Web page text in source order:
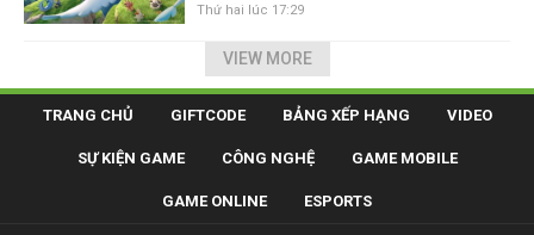
Thứ hai lúc 17:29
VIEW MORE
TRANG CHỦ GIFTCODE BẢNG XẾP HẠNG VIDEO
SỰ KIỆN GAME CÔNG NGHỆ GAME MOBILE
GAME ONLINE ESPORTS